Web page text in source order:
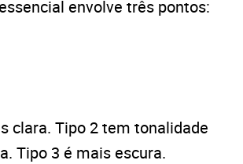
envolve três pontos:
clara. Tipo 2 tem tonalidade
Tipo 3 é mais escura.